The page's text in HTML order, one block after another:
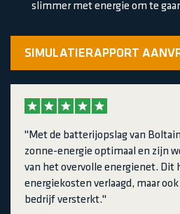
slimmer met energie om te
SIMULATIERAPPORT
"Met de batterijopslag van
zonne-energie optimaal en zijn
van het overvolle energienet. Dit
energiekosten verlaagd, maar
bedrijf versterkt."